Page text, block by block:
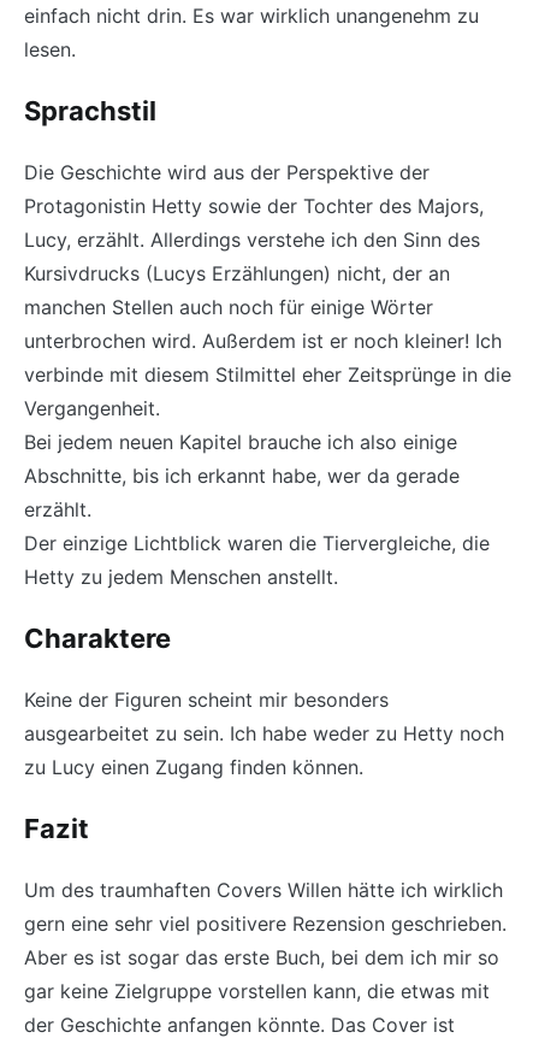
einfach nicht drin. Es war wirklich unangenehm zu
lesen.
Sprachstil
Die Geschichte wird aus der Perspektive der
Protagonistin Hetty sowie der Tochter des Majors,
Lucy, erzählt. Allerdings verstehe ich den Sinn des
Kursivdrucks (Lucys Erzählungen) nicht, der an
manchen Stellen auch noch für einige Wörter
unterbrochen wird. Außerdem ist er noch kleiner! Ich
verbinde mit diesem Stilmittel eher Zeitsprünge in die
Vergangenheit.
Bei jedem neuen Kapitel brauche ich also einige
Abschnitte, bis ich erkannt habe, wer da gerade
erzählt.
Der einzige Lichtblick waren die Tiervergleiche, die
Hetty zu jedem Menschen anstellt.
Charaktere
Keine der Figuren scheint mir besonders
ausgearbeitet zu sein. Ich habe weder zu Hetty noch
zu Lucy einen Zugang finden können.
Fazit
Um des traumhaften Covers Willen hätte ich wirklich
gern eine sehr viel positivere Rezension geschrieben.
Aber es ist sogar das erste Buch, bei dem ich mir so
gar keine Zielgruppe vorstellen kann, die etwas mit
der Geschichte anfangen könnte. Das Cover ist